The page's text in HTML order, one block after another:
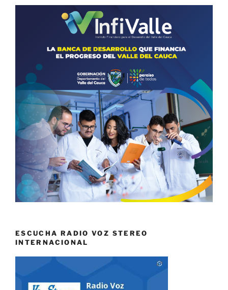
ESCUCHA RADIO VOZ STEREO
INTERNACIONAL